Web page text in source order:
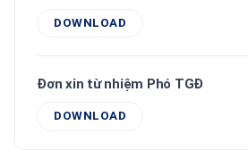
DOWNLOAD
Đơn xin từ nhiệm Phó TGĐ
DOWNLOAD